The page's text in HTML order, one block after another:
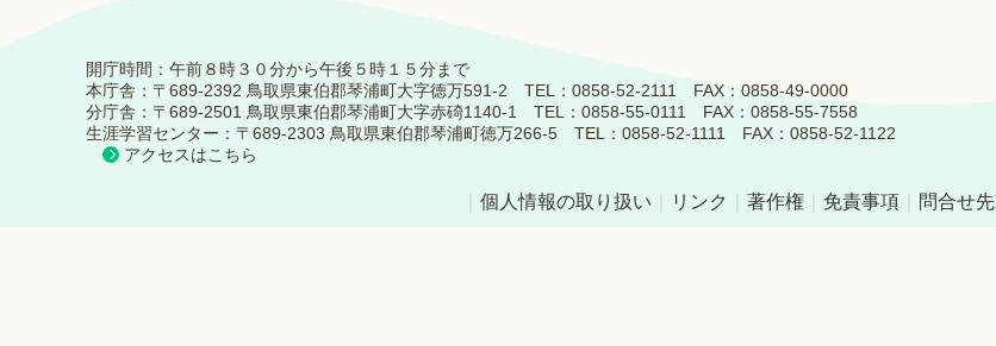
開庁時間：午前８時３０分から午後５時１５分まで
本庁舎：〒689-2392 鳥取県東伯郡琴浦町大字徳万591-2 TEL：0858-52-2111 FAX：0858-49-0000
分庁舎：〒689-2501 鳥取県東伯郡琴浦町大字赤碕1140-1 TEL：0858-55-0111 FAX：0858-55-7558
生涯学習センター：〒689-2303 鳥取県東伯郡琴浦町徳万266-5 TEL：0858-52-1111 FAX：0858-52-1122
アクセスはこちら
個人情報の取り扱い リンク 著作権 免責事項 問合せ先